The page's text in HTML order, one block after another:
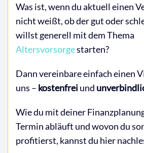
Was ist, wenn du aktuell einen
nicht weißt, ob der gut oder
willst generell mit dem Thema
Altersvorsorgestarten?
Dann vereinbare einfach einen
uns – kostenfreiund
Wie du mit deiner
Termin abläuft und wovon du
profitierst, kannst du hier